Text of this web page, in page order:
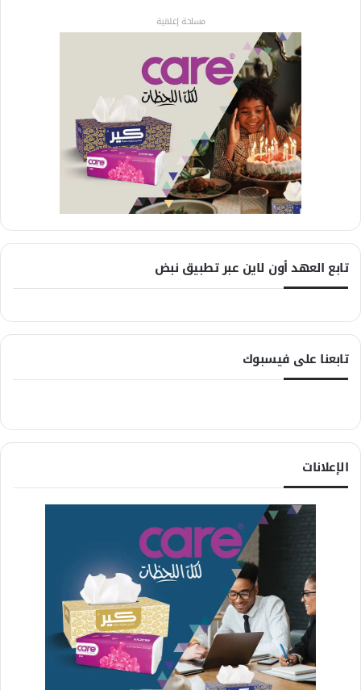
مساحة إعلانية
تابع العهد أون لاين عبر تطبيق نبض
تابعنا على فيسبوك
الإعلانات